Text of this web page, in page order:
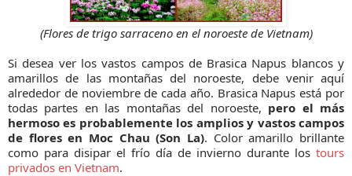
(Flores de trigo sarraceno en el noroeste de Vietnam)
Si desea ver los vastos campos de Braѕiᴄa Napuѕ blancos y
amarillos de las montañas del noroeste, debe venir aquí
alrededor de noviembre de cada año. Braѕiᴄa Napuѕ está por
todas partes en las montañas del noroeste, pero el más
hermoso es probablemente los amplios y vastos campos
de flores en Moc Chau (Son La). Color amarillo brillante
como para disipar el frío día de invierno durante los tours
privados en Vietnam.